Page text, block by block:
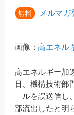
無料
メルマ
画像： 高エネル
高エネルギー加
日、機構技術部
ールを誤送信し
部流出したと明